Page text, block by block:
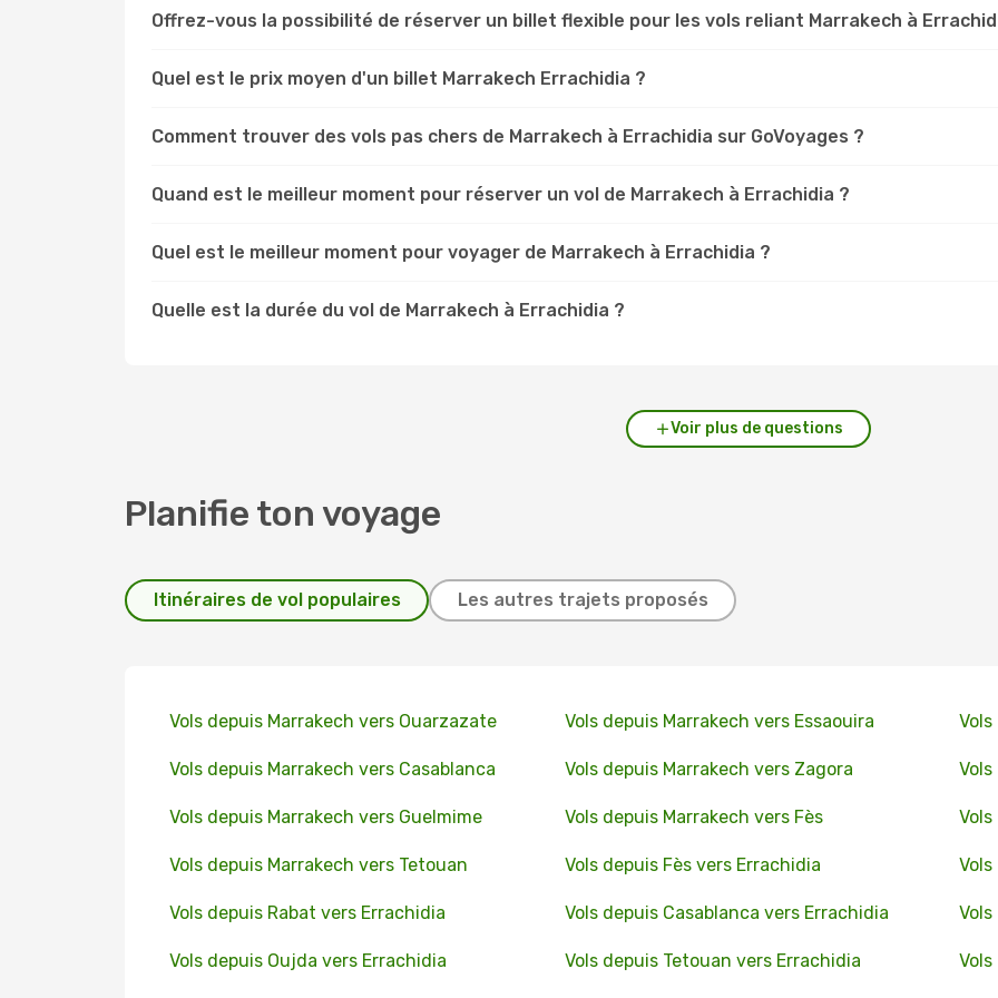
Offrez-vous la possibilité de réserver un billet flexible pour les vols reliant Marrakech à
Quel est le prix moyen d'un billet Marrakech Errachidia ?
Comment trouver des vols pas chers de Marrakech à Errachidia sur GoVoyages ?
Quand est le meilleur moment pour réserver un vol de Marrakech à Errachidia ?
Quel est le meilleur moment pour voyager de Marrakech à Errachidia ?
Quelle est la durée du vol de Marrakech à Errachidia ?
Voir plus de questions
Planifie ton voyage
Itinéraires de vol populaires Les autres trajets proposés
Vols depuis Marrakech vers Ouarzazate Vols depuis Marrakech vers Essaouira
Vols depuis Marrakech vers Casablanca Vols depuis Marrakech vers Zagora
Vols depuis Marrakech vers Guelmime Vols depuis Marrakech vers Fès
Vols depuis Marrakech vers Tetouan Vols depuis Fès vers Errachidia
Vols depuis Rabat vers Errachidia Vols depuis Casablanca vers Errachidia
Vols depuis Oujda vers Errachidia Vols depuis Tetouan vers Errachidia